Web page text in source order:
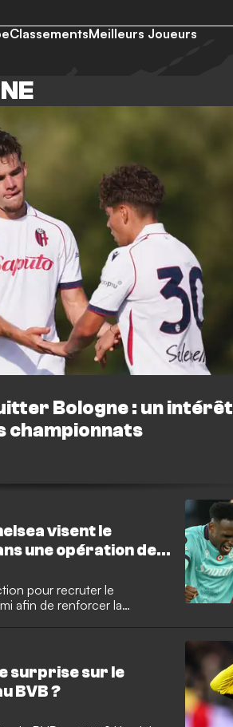
ClassementsMeilleurs Joueurs
Bologne : un intérêt
championnats
visent le
une opération de
pour recruter le
afin de renforcer la
son rival de Premier
surprise sur le
BVB ?